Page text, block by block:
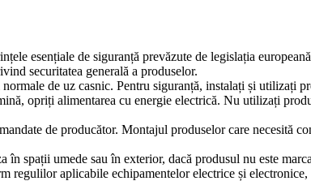
esențiale de siguranță prevăzute de legislația
securitatea generală a produselor.
de uz casnic. Pentru siguranță, instalați și utilizați
opriți alimentarea cu energie electrică. Nu utilizați
de producător. Montajul produselor care necesită
în spații umede sau în exterior, dacă produsul nu este
regulilor aplicabile echipamentelor electrice și electronice,